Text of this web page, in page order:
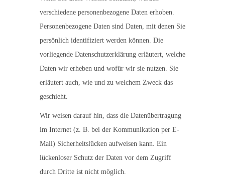
verschiedene personenbezogene Daten erhoben.
Personenbezogene Daten sind Daten, mit denen Sie
persönlich identifiziert werden können. Die
vorliegende Datenschutzerklärung erläutert, welche
Daten wir erheben und wofür wir sie nutzen. Sie
erläutert auch, wie und zu welchem Zweck das
geschieht.
Wir weisen darauf hin, dass die Datenübertragung
im Internet (z. B. bei der Kommunikation per E-
Mail) Sicherheitslücken aufweisen kann. Ein
lückenloser Schutz der Daten vor dem Zugriff
durch Dritte ist nicht möglich.